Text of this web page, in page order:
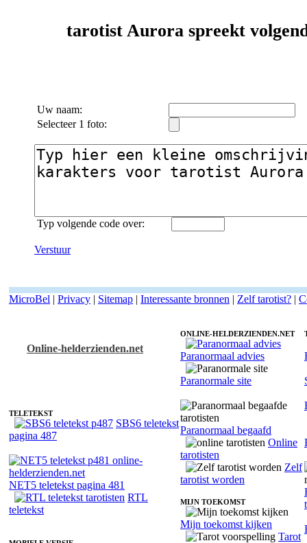
tarotist Aurora spreekt
Uw naam:
Selecteer 1 foto:
Typ volgende code over:
Verstuur
MicroBel | Privacy | Sitemap | Interessante bronnen | Zelf tarotist? |
Online-helderzienden.net
TELETEKST
SBS6 teletekst
pagina 487
NET5 teletekst pagina 481
RTL
teletekst
ONLINE-HELDERZIENDEN.NET
Paranormaal advies
Paranormale site
Paranormaal begaafd
Online
tarotisten
Zelf
tarotist worden
MIJN TOEKOMST
Mijn toekomst kijken
Tarot